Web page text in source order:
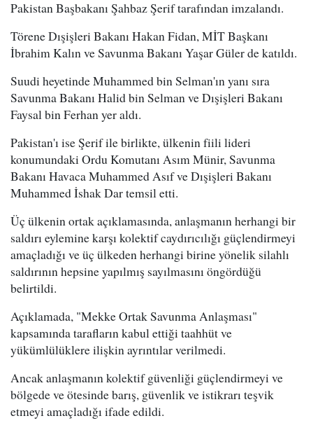
Pakistan Başbakanı Şahbaz Şerif tarafından imzalandı.
Törene Dışişleri Bakanı Hakan Fidan, MİT Başkanı
İbrahim Kalın ve Savunma Bakanı Yaşar Güler de katıldı.
Suudi heyetinde Muhammed bin Selman'ın yanı sıra
Savunma Bakanı Halid bin Selman ve Dışişleri Bakanı
Faysal bin Ferhan yer aldı.
Pakistan'ı ise Şerif ile birlikte, ülkenin fiili lideri
konumundaki Ordu Komutanı Asım Münir, Savunma
Bakanı Havaca Muhammed Asıf ve Dışişleri Bakanı
Muhammed İshak Dar temsil etti.
Üç ülkenin ortak açıklamasında, anlaşmanın herhangi bir
saldırı eylemine karşı kolektif caydırıcılığı güçlendirmeyi
amaçladığı ve üç ülkeden herhangi birine yönelik silahlı
saldırının hepsine yapılmış sayılmasını öngördüğü
belirtildi.
Açıklamada, "Mekke Ortak Savunma Anlaşması"
kapsamında tarafların kabul ettiği taahhüt ve
yükümlülüklere ilişkin ayrıntılar verilmedi.
Ancak anlaşmanın kolektif güvenliği güçlendirmeyi ve
bölgede ve ötesinde barış, güvenlik ve istikrarı teşvik
etmeyi amaçladığı ifade edildi.